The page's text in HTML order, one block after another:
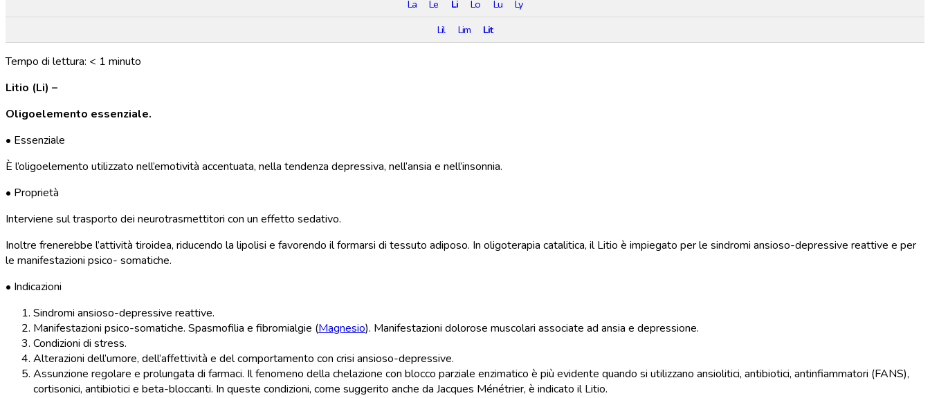
La
Le Li Lo Lu
Ly
Lil
Lim Lit
Tempo di lettura: < 1 minuto
Litio (Li) –
Oligoelemento essenziale.
• Essenziale
È l’oligoelemento utilizzato nell’emotività accentuata, nella tendenza depressiva, nell’ansia e nell’insonnia.
• Proprietà
Interviene sul trasporto dei neurotrasmettitori con un effetto sedativo.
Inoltre frenerebbe l’attività tiroidea, riducendo la lipolisi e favorendo il formarsi di tessuto adiposo. In oligoterapia catalitica, il Litio è impiegato per le sindromi ansioso-depressive reattive e per
le manifestazioni psico- somatiche.
• Indicazioni
Sindromi ansioso-depressive reattive.
Manifestazioni psico-somatiche. Spasmofilia e fibromialgie (Magnesio). Manifestazioni dolorose muscolari associate ad ansia e depressione.
Condizioni di stress.
Alterazioni dell’umore, dell’affettività e del comportamento con crisi ansioso-depressive.
Assunzione regolare e prolungata di farmaci. Il fenomeno della chelazione con blocco parziale enzimatico è più evidente quando si utilizzano ansiolitici, antibiotici, antinfiammatori (FANS),
cortisonici, antibiotici e beta-bloccanti. In queste condizioni, come suggerito anche da Jacques Ménétrier, è indicato il Litio.